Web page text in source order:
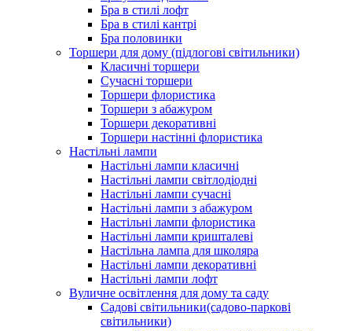
Бра в стилі лофт
Бра в стилі кантрі
Бра половинки
Торшери для дому (підлогові світильники)
Класичні торшери
Сучасні торшери
Торшери флористика
Торшери з абажуром
Торшери декоративні
Торшери настінні флористика
Настільні лампи
Настільні лампи класичні
Настільні лампи світлодіодні
Настільні лампи сучасні
Настільні лампи з абажуром
Настільні лампи флористика
Настільні лампи кришталеві
Настільна лампа для школяра
Настільні лампи декоративні
Настільні лампи лофт
Вуличне освітлення для дому та саду
Садові світильники(садово-паркові
світильники)